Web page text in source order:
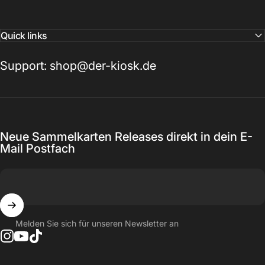
Quick links
Support: shop@der-kiosk.de
Neue Sammelkarten Releases direkt in dein E-
Mail Postfach
Melden Sie sich für unseren Newsletter an